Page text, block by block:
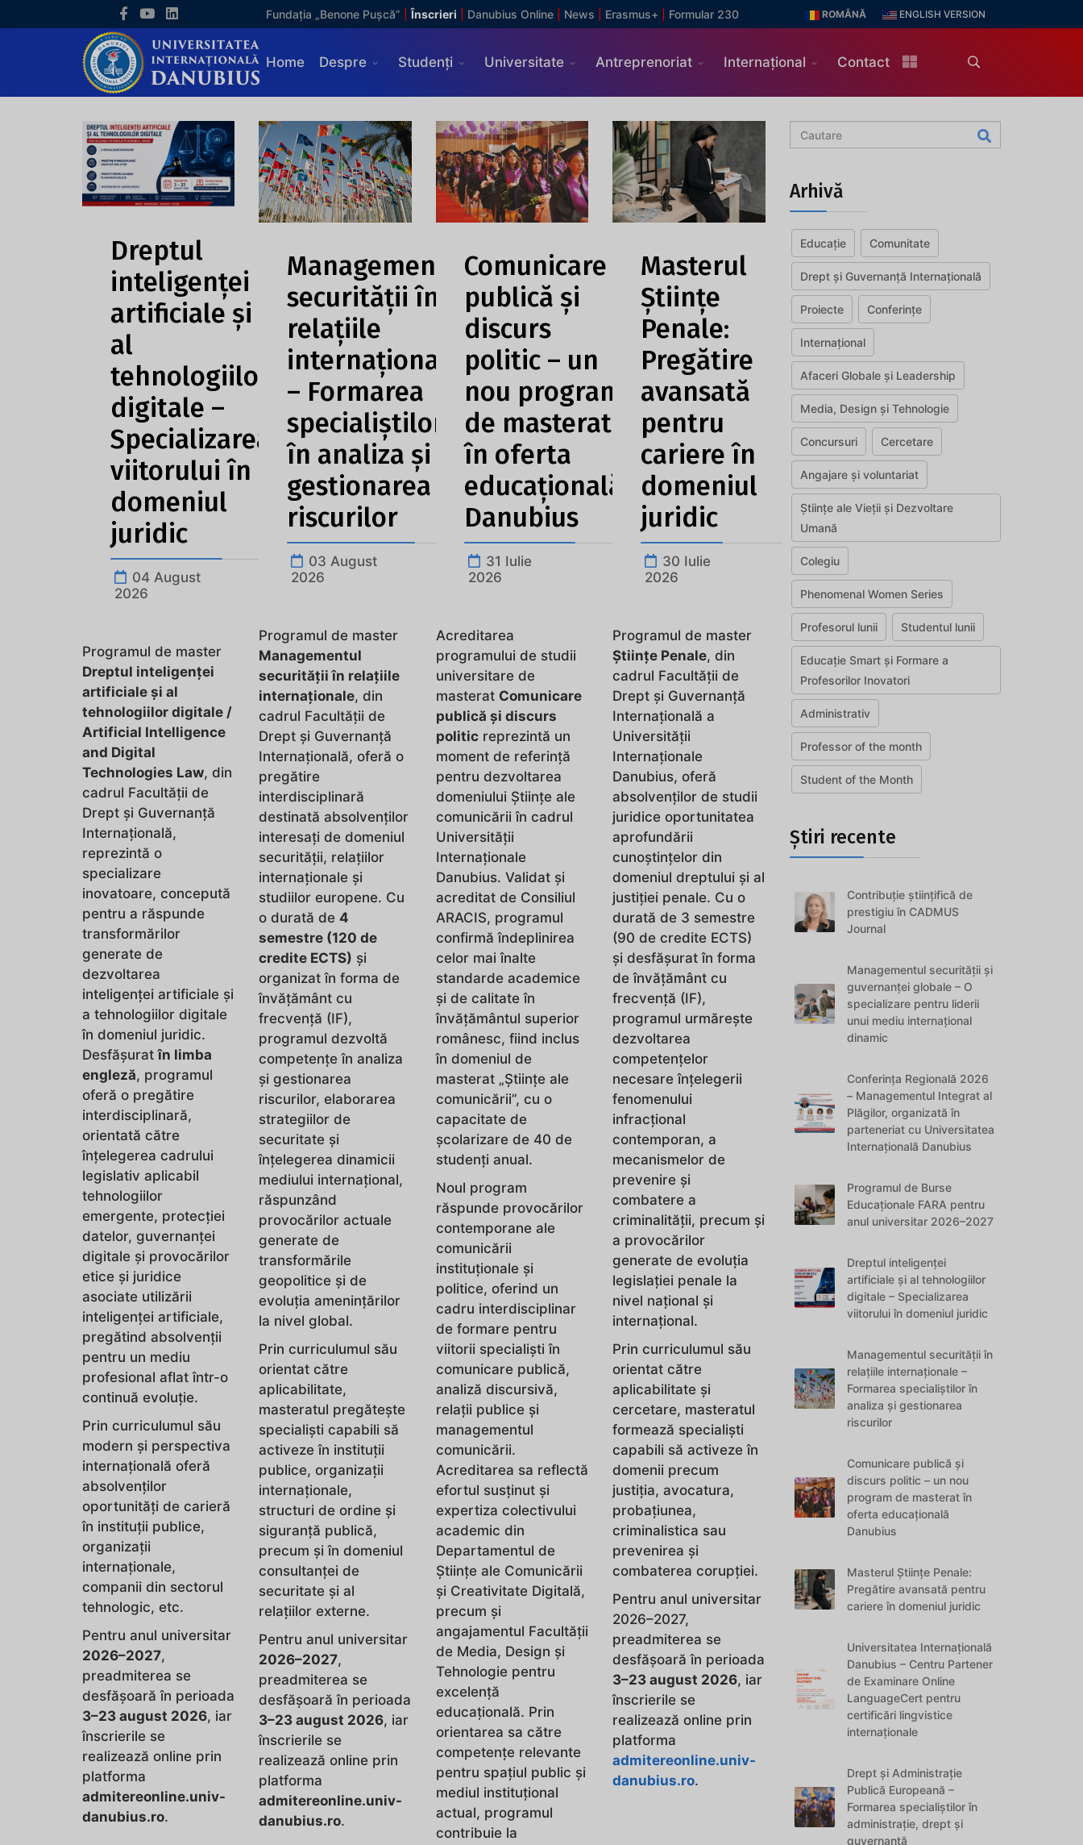
Fundația „Benone Pușcă” Înscrieri Danubius Online News Erasmus+ Formular 230 ROMÂNĂ ENGLISH VERSION
Home Despre Studenți Universitate Antreprenoriat Internațional Contact
Dreptul
inteligenței
artificiale și
al
tehnologiilor
digitale –
Specializarea
viitorului în
domeniul
juridic
04 August
2026
Programul de master
Dreptul inteligenței
artificiale și al
tehnologiilor digitale /
Artificial Intelligence
and Digital
Technologies Law, din
cadrul Facultății de
Drept și Guvernanță
Internațională,
reprezintă o
specializare
inovatoare, concepută
pentru a răspunde
transformărilor
generate de
dezvoltarea
inteligenței artificiale și
a tehnologiilor digitale
în domeniul juridic.
Desfășuratîn limba
engleză, programul
oferă o pregătire
interdisciplinară,
orientată către
înțelegerea cadrului
legislativ aplicabil
tehnologiilor
emergente, protecției
datelor, guvernanței
digitale și provocărilor
etice și juridice
asociate utilizării
inteligenței artificiale,
pregătind absolvenții
pentru un mediu
profesional aflat într-o
continuă evoluție.
Prin curriculumul său
modern și perspectiva
internațională oferă
absolvenților
oportunități de carieră
în instituții publice,
organizații
internaționale,
companii din sectorul
tehnologic, etc.
Pentru anul universitar
2026–2027,
preadmiterea se
desfășoară în perioada
3–23 august 2026, iar
înscrierile se
realizează online prin
platforma
admitereonline.univ-
danubius.ro.
Managementul
securității în
relațiile
internaționale
– Formarea
specialiștilor
în analiza și
gestionarea
riscurilor
03 August
2026
Programul de master
Managementul
securității în relațiile
internaționale, din
cadrul Facultății de
Drept și Guvernanță
Internațională, oferă o
pregătire
interdisciplinară
destinată absolvenților
interesați de domeniul
securității, relațiilor
internaționale și
studiilor europene. Cu
o durată de4
semestre (120 de
credite ECTS) și
organizat în forma de
învățământ cu
frecvență (IF),
programul dezvoltă
competențe în analiza
și gestionarea
riscurilor, elaborarea
strategiilor de
securitate și
înțelegerea dinamicii
mediului internațional,
răspunzând
provocărilor actuale
generate de
transformările
geopolitice și de
evoluția amenințărilor
la nivel global.
Prin curriculumul său
orientat către
aplicabilitate,
masteratul pregătește
specialiști capabili să
activeze în instituții
publice, organizații
internaționale,
structuri de ordine și
siguranță publică,
precum și în domeniul
consultanței de
securitate și al
relațiilor externe.
Pentru anul universitar
2026–2027,
preadmiterea se
desfășoară în perioada
3–23 august 2026, iar
înscrierile se
realizează online prin
platforma
admitereonline.univ-
danubius.ro.
Comunicare
publică și
discurs
politic – un
nou program
de masterat
în oferta
educațională
Danubius
31 Iulie
2026
Acreditarea
programului de studii
universitare de
masterat Comunicare
publică și discurs
politicreprezintă un
moment de referință
pentru dezvoltarea
domeniului Științe ale
comunicării în cadrul
Universității
Internaționale
Danubius. Validat și
acreditat de Consiliul
ARACIS, programul
confirmă îndeplinirea
celor mai înalte
standarde academice
și de calitate în
învățământul superior
românesc, fiind inclus
în domeniul de
masterat „Științe ale
comunicării”, cu o
capacitate de
școlarizare de 40 de
studenți anual.
Noul program
răspunde provocărilor
contemporane ale
comunicării
instituționale și
politice, oferind un
cadru interdisciplinar
de formare pentru
viitorii specialiști în
comunicare publică,
analiză discursivă,
relații publice și
managementul
comunicării.
Acreditarea sa reflectă
efortul susținut și
expertiza colectivului
academic din
Departamentul de
Științe ale Comunicării
și Creativitate Digitală,
precum și
angajamentul Facultății
de Media, Design și
Tehnologie pentru
excelență
educațională. Prin
orientarea sa către
competențe relevante
pentru spațiul public și
mediul instituțional
actual, programul
contribuie la
Masterul
Științe
Penale:
Pregătire
avansată
pentru
cariere în
domeniul
juridic
30 Iulie
2026
Programul de master
Științe Penale, din
cadrul Facultății de
Drept și Guvernanță
Internațională a
Universității
Internaționale
Danubius, oferă
absolvenților de studii
juridice oportunitatea
aprofundării
cunoștințelor din
domeniul dreptului și al
justiției penale. Cu o
durată de 3 semestre
(90 de credite ECTS)
și desfășurat în forma
de învățământ cu
frecvență (IF),
programul urmărește
dezvoltarea
competențelor
necesare înțelegerii
fenomenului
infracțional
contemporan, a
mecanismelor de
prevenire și
combatere a
criminalității, precum și
a provocărilor
generate de evoluția
legislației penale la
nivel național și
internațional.
Prin curriculumul său
orientat către
aplicabilitate și
cercetare, masteratul
formează specialiști
capabili să activeze în
domenii precum
justiția, avocatura,
probațiunea,
criminalistica sau
prevenirea și
combaterea corupției.
Pentru anul universitar
2026–2027,
preadmiterea se
desfășoară în perioada
3–23 august 2026, iar
înscrierile se
realizează online prin
platforma
admitereonline.univ-
danubius.ro.
Arhivă
Educație Comunitate
Drept și Guvernanță Internațională
Proiecte Conferințe
Internațional
Afaceri Globale și Leadership
Media, Design și Tehnologie
Concursuri Cercetare
Angajare și voluntariat
Științe ale Vieții și Dezvoltare
Umană
Colegiu
Phenomenal Women Series
Profesorul lunii Studentul lunii
Educație Smart și Formare a
Profesorilor Inovatori
Administrativ
Professor of the month
Student of the Month
Știri recente
Contribuție științifică de
prestigiu în CADMUS
Journal
Managementul securității și
guvernanței globale – O
specializare pentru liderii
unui mediu internațional
dinamic
Conferința Regională 2026
– Managementul Integrat al
Plăgilor, organizată în
parteneriat cu Universitatea
Internațională Danubius
Programul de Burse
Educaționale FARA pentru
anul universitar 2026–2027
Dreptul inteligenței
artificiale și al tehnologiilor
digitale – Specializarea
viitorului în domeniul juridic
Managementul securității în
relațiile internaționale –
Formarea specialiștilor în
analiza și gestionarea
riscurilor
Comunicare publică și
discurs politic – un nou
program de masterat în
oferta educațională
Danubius
Masterul Științe Penale:
Pregătire avansată pentru
cariere în domeniul juridic
Universitatea Internațională
Danubius – Centru Partener
de Examinare Online
LanguageCert pentru
certificări lingvistice
internaționale
Drept și Administrație
Publică Europeană –
Formarea specialiștilor în
administrație, drept și
guvernanță